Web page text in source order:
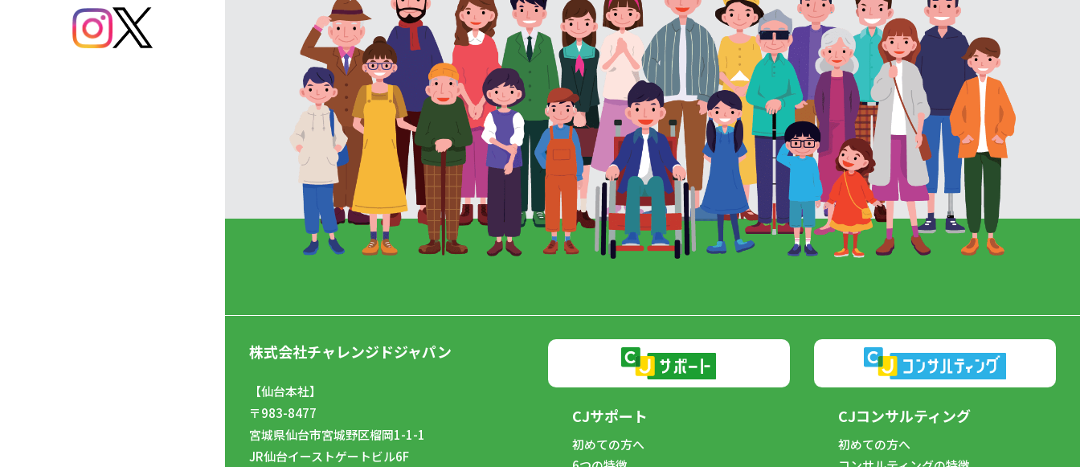
株式会社チャレンジドジャパン
【仙台本社】
〒983-8477
宮城県仙台市宮城野区榴岡1-1-1
JR仙台イーストゲートビル6F
CJサポート
初めての方へ
CJコンサルティング
初めての方へ